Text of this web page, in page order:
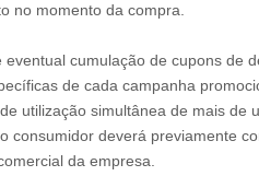
no momento da compra.
eventual cumulação de cupons de
de cada campanha
utilização simultânea de mais de
consumidor deverá previamente
da empresa.